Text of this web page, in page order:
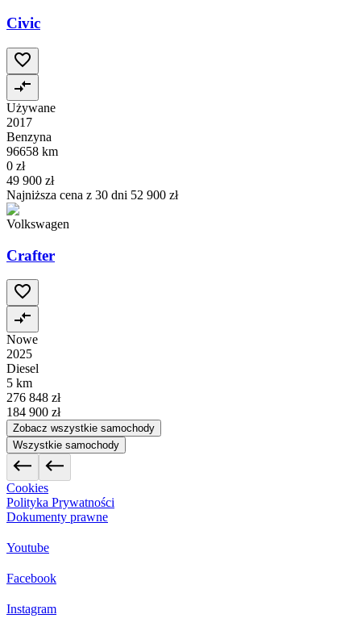
Civic
Używane
2017
Benzyna
96658 km
0 zł
49 900 zł
Najniższa cena z 30 dni 52 900 zł
Volkswagen
Crafter
Nowe
2025
Diesel
5 km
276 848 zł
184 900 zł
Zobacz wszystkie samochody
Wszystkie samochody
Cookies
Polityka Prywatności
Dokumenty prawne
Youtube
Facebook
Instagram